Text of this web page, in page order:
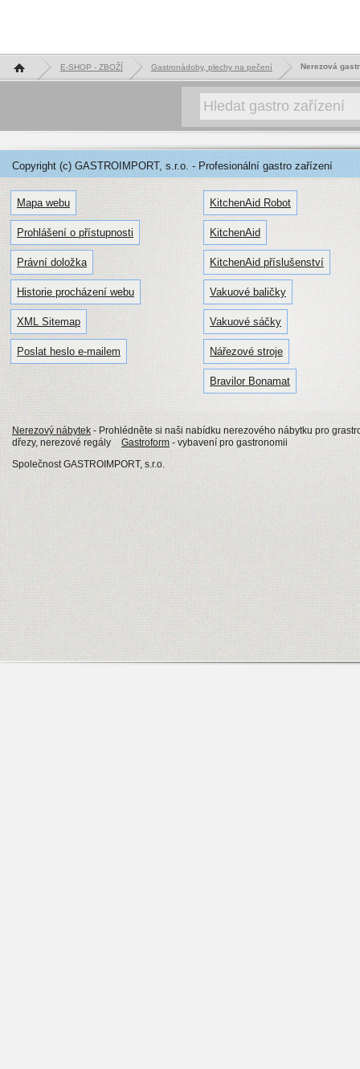
Hlavní stránka E-SHOP - ZBOŽÍ Gastronádoby, plechy na pečení Nerezová
Copyright (c) GASTROIMPORT, s.r.o. - Profesionální gastro zařízení
Mapa webu
Prohlášení o přístupnosti
Právní doložka
Historie procházení webu
XML Sitemap
Poslat heslo e-mailem
KitchenAid Robot
KitchenAid
KitchenAid příslušenství
Vakuové baličky
Vakuové sáčky
Nářezové stroje
Bravilor Bonamat
Nerezový nábytek - Prohlédněte si naši nabídku nerezového nábytku pro
dřezy, nerezové regály
Gastroform - vybavení pro gastronomii
Společnost GASTROIMPORT, s.r.o.